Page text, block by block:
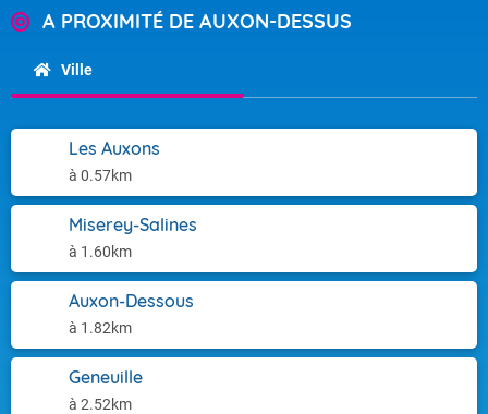
A PROXIMITÉ DE AUXON-DESSUS
Ville
Les Auxons
à 0.57km
Miserey-Salines
à 1.60km
Auxon-Dessous
à 1.82km
Geneuille
à 2.52km